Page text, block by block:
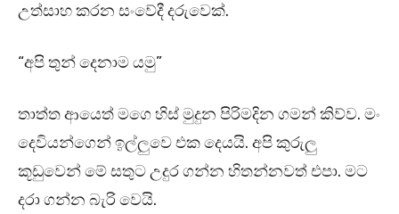
උත්සාහ කරන සංවේදී දරුවෙක්.
“අපි තුන් දෙනාම යමු”
තාත්ත ආයෙත් මගෙ හිස් මුදුන පිරිමදින ගමන් කිව්ව. මං
දෙවියන්ගෙන් ඉල්ලුවෙ එක දෙයයි. අපි කුරුලු
කූඩුවෙන් මේ සතුට උදුර ගන්න හිතන්නවත් එපා. මට
දරා ගන්න බැරි වෙයි.